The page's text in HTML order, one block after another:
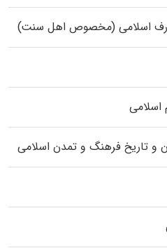
اسلامی (مخصوص اهل سنت)
اسلامی
و تاریخ فرهنگ و تمدن اسلامی